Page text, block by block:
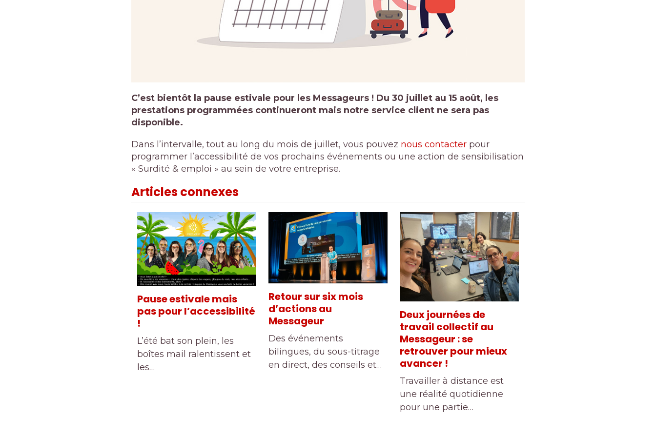
C’est bientôt la pause estivale pour les Messageurs ! Du 30 juillet au 15 août, les
prestations programmées continueront mais notre service client ne sera pas
disponible.
Dans l’intervalle, tout au long du mois de juillet, vous pouvez nous contacterpour
programmer l’accessibilité de vos prochains événements ou une action de sensibilisation
« Surdité & emploi » au sein de votre entreprise.
Articles connexes
Pause estivale mais
pas pour l’accessibilité
!
L’été bat son plein, les
boîtes mail ralentissent et
les…
Retour sur six mois
d’actions au
Messageur
Des événements
bilingues, du sous-titrage
en direct, des conseils et…
Deux journées de
travail collectif au
Messageur : se
retrouver pour mieux
avancer !
Travailler à distance est
une réalité quotidienne
pour une partie…